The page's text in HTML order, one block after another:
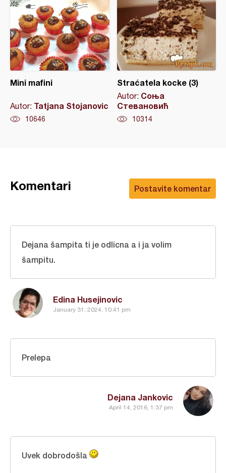
Mini mafini
Autor: Tatjana Stojanovic
10646
Straćatela kocke (3)
Autor: Соња
Стевановић
10314
Postavite komentar
Komentari
Edina Husejinovic
January 31, 2024, 10:41 pm
Dejana šampita ti je odlicna a i ja volim
šampitu.
Dejana Jankovic
April 14, 2016, 1:37 pm
Prelepa
Uvek dobrodošla